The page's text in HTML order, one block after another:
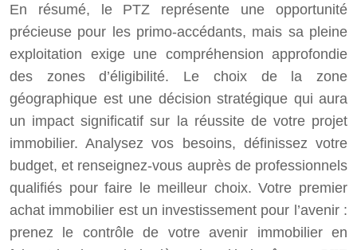
En résumé, le PTZ représente une opportunité
précieuse pour les primo-accédants, mais sa pleine
exploitation exige une compréhension approfondie
des zones d’éligibilité. Le choix de la zone
géographique est une décision stratégique qui aura
un impact significatif sur la réussite de votre projet
immobilier. Analysez vos besoins, définissez votre
budget, et renseignez-vous auprès de professionnels
qualifiés pour faire le meilleur choix. Votre premier
achat immobilier est un investissement pour l’avenir :
prenez le contrôle de votre avenir immobilier en